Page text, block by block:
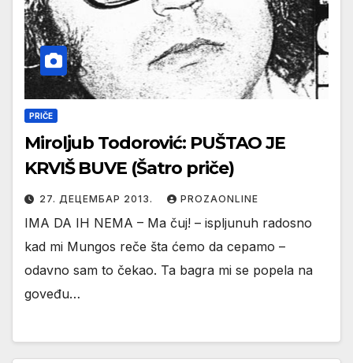
PRIČE
Miroljub Todorović: PUŠTAO JE
KRVIŠ BUVE (Šatro priče)
27. ДЕЦЕМБАР 2013. PROZAONLINE
IMA DA IH NEMA – Ma čuj! – ispljunuh radosno
kad mi Mungos reče šta ćemo da cepamo –
odavno sam to čekao. Ta bagra mi se popela na
goveđu…